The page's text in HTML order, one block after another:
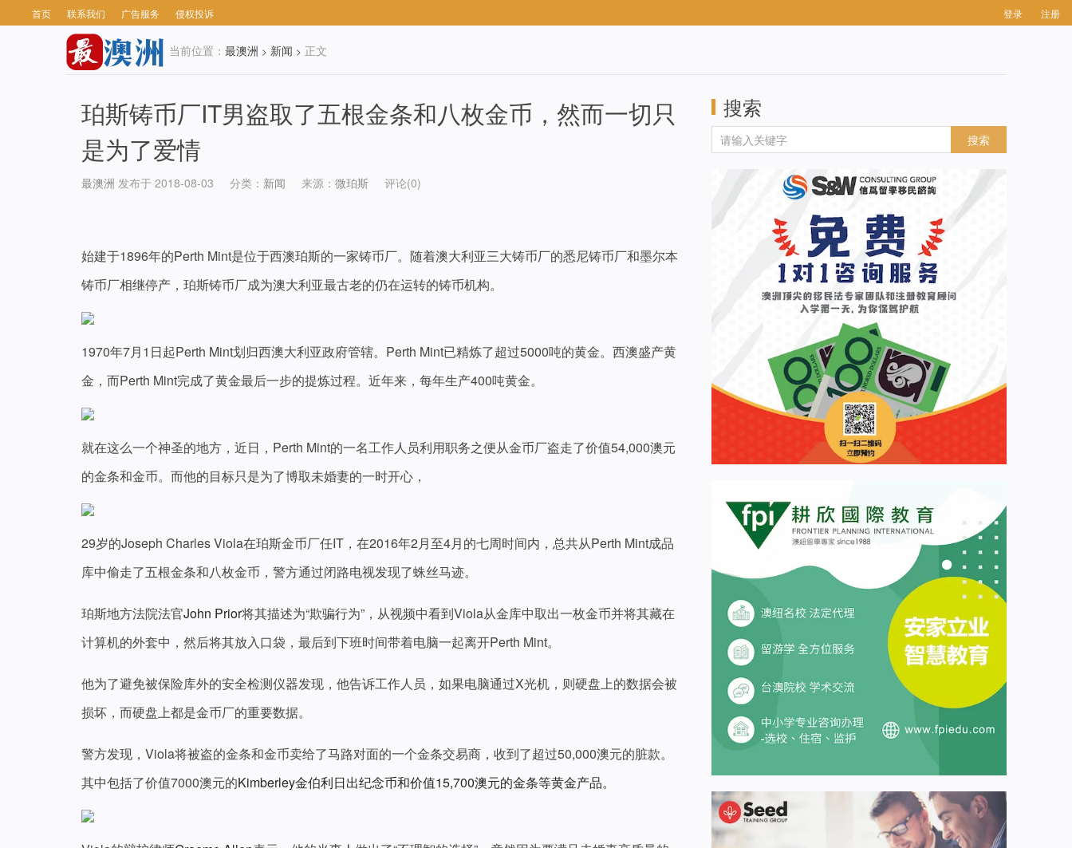
首页 联系我们 广告服务 侵权投诉 登录 注册
当前位置： 最澳洲 > 新闻 > 正文
珀斯铸币厂IT男盗取了五根金条和八枚金币，然而一切只
是为了爱情
最澳洲 发布于 2018-08-03 分类： 新闻 来源： 微珀斯 评论(0)
始建于1896年的Perth Mint是位于西澳珀斯的一家铸币厂。随着澳大利亚三大铸币厂的悉尼铸币厂和墨尔本
铸币厂相继停产，珀斯铸币厂成为澳大利亚最古老的仍在运转的铸币机构。
1970年7月1日起Perth Mint划归西澳大利亚政府管辖。Perth Mint已精炼了超过5000吨的黄金。西澳盛产黄
金，而Perth Mint完成了黄金最后一步的提炼过程。近年来，每年生产400吨黄金。
就在这么一个神圣的地方，近日，Perth Mint的一名工作人员利用职务之便从金币厂盗走了价值54,000澳元
的金条和金币。而他的目标只是为了博取未婚妻的一时开心，
29岁的Joseph Charles Viola在珀斯金币厂任IT，在2016年2月至4月的七周时间内，总共从Perth Mint成品
库中偷走了五根金条和八枚金币，警方通过闭路电视发现了蛛丝马迹。
珀斯地方法院法官John Prior将其描述为“欺骗行为”，从视频中看到Viola从金库中取出一枚金币并将其藏在
计算机的外套中，然后将其放入口袋，最后到下班时间带着电脑一起离开Perth Mint。
他为了避免被保险库外的安全检测仪器发现，他告诉工作人员，如果电脑通过X光机，则硬盘上的数据会被
损坏，而硬盘上都是金币厂的重要数据。
警方发现，Viola将被盗的金条和金币卖给了马路对面的一个金条交易商，收到了超过50,000澳元的脏款。
其中包括了价值7000澳元的Kimberley金伯利日出纪念币和价值15,700澳元的金条等黄金产品。
搜索